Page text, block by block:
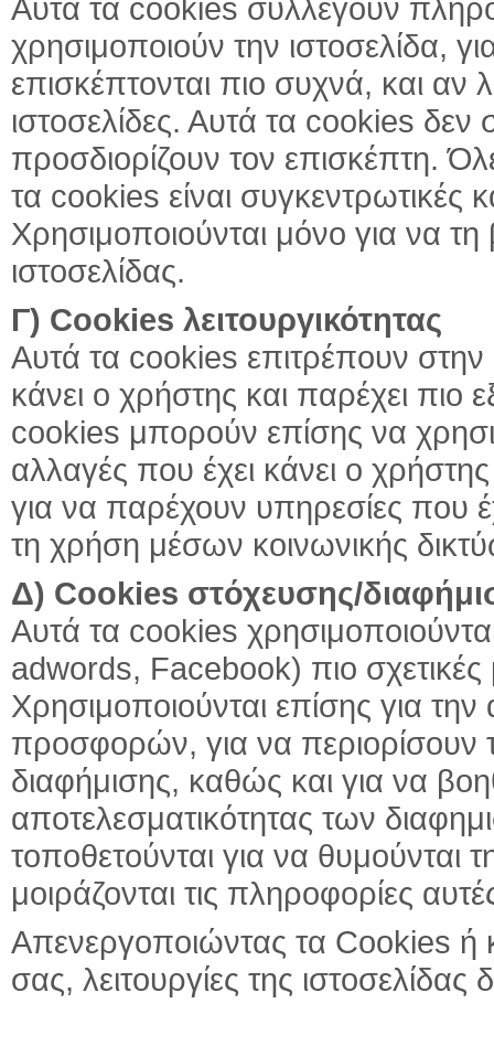
Αυτά τα cookies συλλέγουν
χρησιμοποιούν την ιστοσελίδα,
επισκέπτονται πιο συχνά, και
ιστοσελίδες. Αυτά τα cookies
προσδιορίζουν τον επισκέπτη.
τα cookies είναι συγκεντρωτικές
Χρησιμοποιούνται μόνο για να
ιστοσελίδας.
Γ) Cookies λειτουργικότητας
Αυτά τα cookies επιτρέπουν στην
κάνει ο χρήστης και παρέχει πιο
cookies μπορούν επίσης να
αλλαγές που έχει κάνει ο
για να παρέχουν υπηρεσίες που
τη χρήση μέσων κοινωνικής
Δ) Cookies στόχευσης/
Αυτά τα cookies
adwords, Facebook) πιο σχετικές
Χρησιμοποιούνται επίσης για
προσφορών, για να περιορίσουν
διαφήμισης, καθώς και για να
αποτελεσματικότητας των
τοποθετούνται για να θυμούνται
μοιράζονται τις πληροφορίες
Απενεργοποιώντας τα Cookies ή
σας, λειτουργίες της ιστοσελίδας